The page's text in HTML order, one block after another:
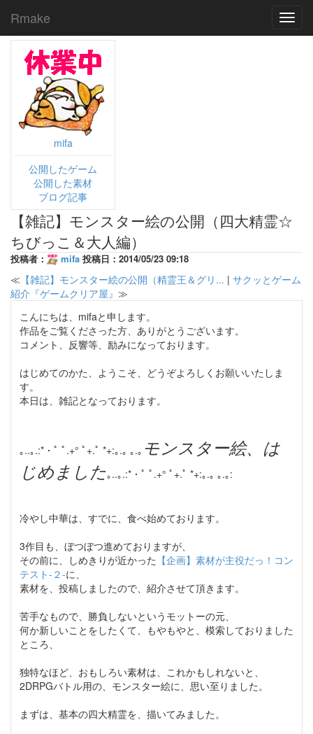
Rmake
mifa
公開したゲーム
公開した素材
ブログ記事
【雑記】モンスター絵の公開（四大精霊☆
ちびっこ＆大人編）
投稿者： mifa 投稿日：2014/05/23 09:18
≪ 【雑記】モンスター絵の公開（精霊王＆グリ... | サクッとゲーム
紹介『ゲームクリア屋』 ≫
こんにちは、mifaと申します。
作品をご覧くださった方、ありがとうございます。
コメント、反響等、励みになっております。
はじめてのかた、ようこそ、どうぞよろしくお願いいたしま
す。
本日は、雑記となっております。
｡..｡.:*・ﾟ ﾟ.+° ﾟ+.ﾟ *+:｡.｡ ｡.｡ モンスター絵、は
じめました｡..｡.:*・ﾟ ﾟ.+° ﾟ+.ﾟ *+:｡.｡ ｡.｡:
冷やし中華は、すでに、食べ始めております。
3作目も、ぼつぼつ進めておりますが、
その前に、しめきりが近かった 【企画】素材が主役だっ！コン
テスト-２-に、
素材を、投稿しましたので、紹介させて頂きます。
苦手なもので、勝負しないというモットーの元、
何か新しいことをしたくて、もやもやと、模索しておりました
ところ、
独特なほど、おもしろい素材は、これかもしれないと、
2DRPGバトル用の、モンスター絵に、思い至りました。
まずは、基本の四大精霊を、描いてみました。